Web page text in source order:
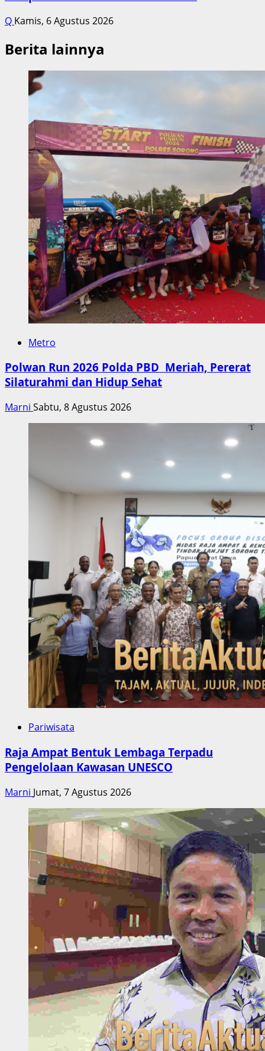
Q Kamis, 6 Agustus 2026
Berita lainnya
Metro
Polwan Run 2026 Polda PBD Meriah, Pererat
Silaturahmi dan Hidup Sehat
Marni Sabtu, 8 Agustus 2026
Pariwisata
Raja Ampat Bentuk Lembaga Terpadu
Pengelolaan Kawasan UNESCO
Marni Jumat, 7 Agustus 2026